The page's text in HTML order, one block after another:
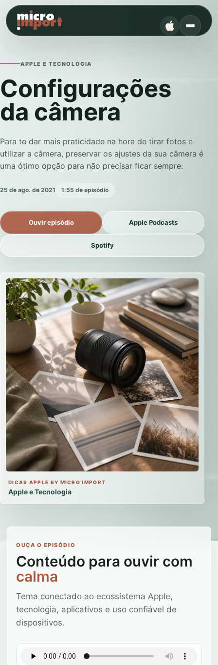
APPLE E TECNOLOGIA
Configurações
da câmera
Para te dar mais praticidade na hora de tirar fotos e
utilizar a câmera, preservar os ajustes da sua câmera é
uma ótimo opção para não precisar ficar sempre.
25 de ago. de 2021 1:55 de episódio
Ouvir episódio Apple Podcasts
Spotify
DICAS APPLE BY MICRO IMPORT
Apple e Tecnologia
OUÇA O EPISÓDIO
Conteúdo para ouvir com
calma
Tema conectado ao ecossistema Apple,
tecnologia, aplicativos e uso confiável de
dispositivos.